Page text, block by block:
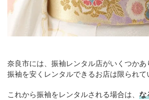
奈良市には、振袖レンタル店がいくつか
振袖を安くレンタルできるお店は限られて
これから振袖をレンタルされる場合は、 な